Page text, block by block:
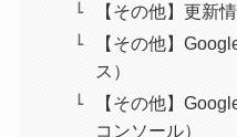
【その他】更新
【その他】
ス）
【その他】
コンソール）